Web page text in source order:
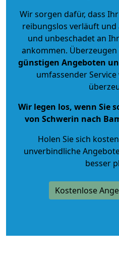
Wir sorgen dafür, dass
reibungslos verläuft und
und unbeschadet an
ankommen. Überzeugen
günstigen Angeboten
umfassender
Wir legen los, wenn Sie
von Schwerin nach
Holen Sie sich
unverbindliche
besser
Kostenlose